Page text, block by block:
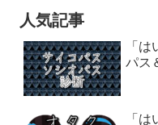
人気記事
「
パス
「